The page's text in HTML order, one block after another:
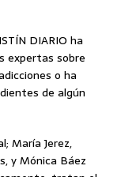
DIARIO ha
expertas sobre
o ha
de algún
María Jerez,
y Mónica Báez